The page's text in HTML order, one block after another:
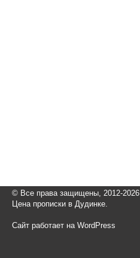
© Все права защищены, 2012-2026
Цена прописки в Дудинке.
Сайт работает на WordPress